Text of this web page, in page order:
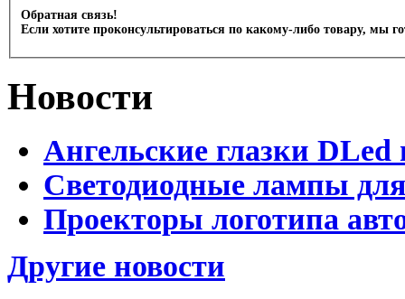
Обратная связь!
Если хотите проконсультироваться по какому-либо товару, мы
Новости
Ангельские глазки DLed
Светодиодные лампы
Проекторы логотипа
Другие новости